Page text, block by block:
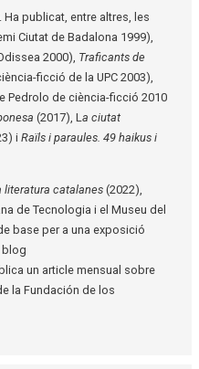
Ha publicat, entre altres, les
Ciutat de Badalona 1999),
2000), Traficants de
ficció de la UPC 2003),
Pedrolo de ciència-ficció 2010
(2017), La ciutat
i Raïls i paraules. 49 haikus i
literatura catalanes(2022),
de Tecnologia i el Museu del
base per a una exposició
blog
un article mensual sobre
la Fundación de los